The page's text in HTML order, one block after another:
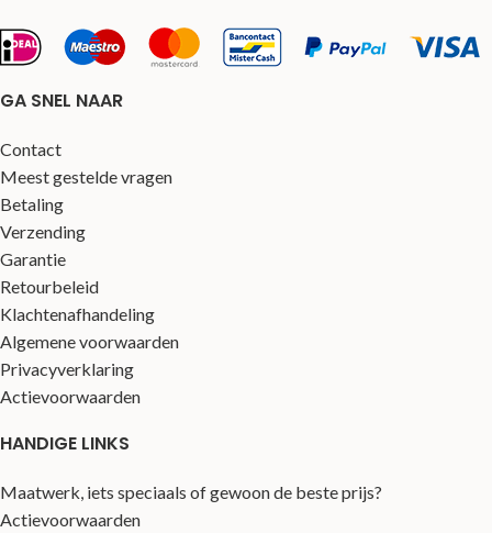
GA SNEL NAAR
Contact
Meest gestelde vragen
Betaling
Verzending
Garantie
Retourbeleid
Klachtenafhandeling
Algemene voorwaarden
Privacyverklaring
Actievoorwaarden
HANDIGE LINKS
Maatwerk, iets speciaals of gewoon de beste prijs?
Actievoorwaarden